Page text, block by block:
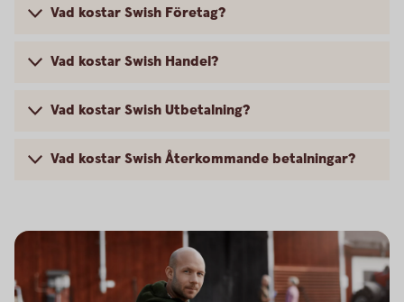
Vad kostar Swish Företag?
Vad kostar Swish Handel?
Vad kostar Swish Utbetalning?
Vad kostar Swish Återkommande betalningar?